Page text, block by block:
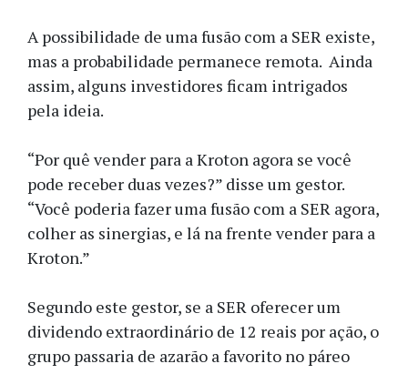
A possibilidade de uma fusão com a SER existe,
mas a probabilidade permanece remota. Ainda
assim, alguns investidores ficam intrigados
pela ideia.
“Por quê vender para a Kroton agora se você
pode receber duas vezes?” disse um gestor.
“Você poderia fazer uma fusão com a SER agora,
colher as sinergias, e lá na frente vender para a
Kroton.”
Segundo este gestor, se a SER oferecer um
dividendo extraordinário de 12 reais por ação, o
grupo passaria de azarão a favorito no páreo